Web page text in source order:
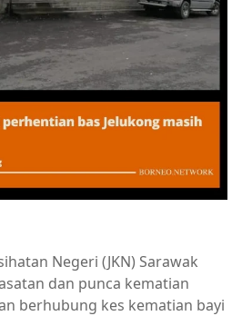
Negeri (JKN) Sarawak
dan punca kematian
berhubung kes kematian bayi